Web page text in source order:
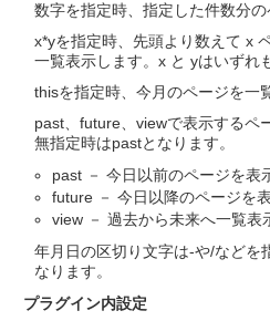
数字を指定時、指定した件数分の
x*yを指定時、先頭より数えて x
一覧表示します。x と yはいずれ
thisを指定時、今月のページを一
past、future、viewで表示するペ
無指定時はpastとなります。
past － 今日以前のページを表
future － 今日以降のページを表
view － 過去から未来へ一覧表
年月日の区切り文字は-や/などを
なります。
プラグイン内設定